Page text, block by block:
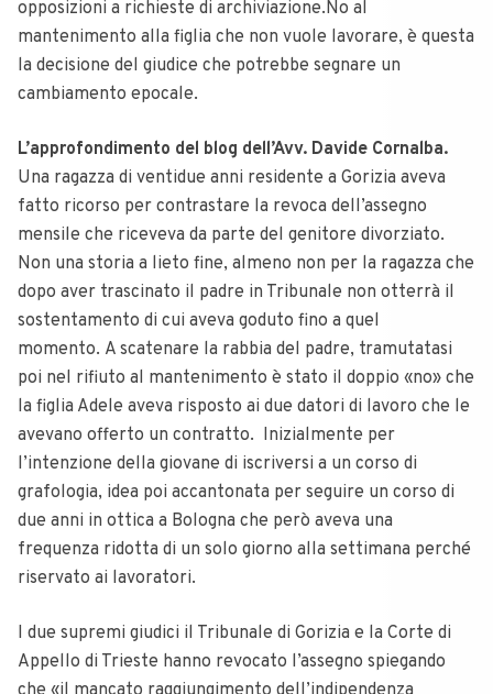
opposizioni a richieste di archiviazione.No al
mantenimento alla figlia che non vuole lavorare, è questa
la decisione del giudice che potrebbe segnare un
cambiamento epocale.
L’approfondimento del blog dell’Avv. Davide Cornalba.
Una ragazza di ventidue anni residente a Gorizia aveva
fatto ricorso per contrastare la revoca dell’assegno
mensile che riceveva da parte del genitore divorziato.
Non una storia a lieto fine, almeno non per la ragazza che
dopo aver trascinato il padre in Tribunale non otterrà il
sostentamento di cui aveva goduto fino a quel
momento. A scatenare la rabbia del padre, tramutatasi
poi nel rifiuto al mantenimento è stato il doppio «no» che
la figlia Adele aveva risposto ai due datori di lavoro che le
avevano offerto un contratto. Inizialmente per
l’intenzione della giovane di iscriversi a un corso di
grafologia, idea poi accantonata per seguire un corso di
due anni in ottica a Bologna che però aveva una
frequenza ridotta di un solo giorno alla settimana perché
riservato ai lavoratori.
I due supremi giudici il Tribunale di Gorizia e la Corte di
Appello di Trieste hanno revocato l’assegno spiegando